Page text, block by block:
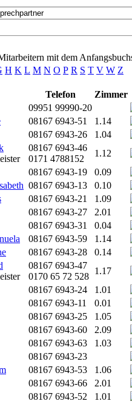
mit dem
H K L M N O P R S T V W Z
Telefon Zimmer
09951 99990-20
08167 6943-51 1.14
08167 6943-26 1.04
08167 6943-46
0171 4788152
1.12
08167 6943-19 0.09
08167 6943-13 0.10
08167 6943-21 1.09
08167 6943-27 2.01
08167 6943-31 0.04
08167 6943-59 1.14
08167 6943-28 0.14
08167 6943-47
0170 65 72 528
1.17
08167 6943-24 1.01
08167 6943-11 0.01
08167 6943-25 1.05
08167 6943-60 2.09
08167 6943-63 1.03
08167 6943-23
08167 6943-53 1.06
08167 6943-66 2.01
08167 6943-52 1.01